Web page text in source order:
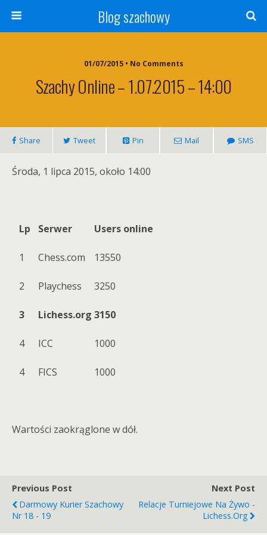
Blog szachowy
01/07/2015 • No Comments
Szachy Online – 1.07.2015 – 14:00
Share Tweet Pin Mail SMS
Środa, 1 lipca 2015, około 14:00
Lp Serwer Users online
1 Chess.com 13550
2 Playchess 3250
3 Lichess.org 3150
4 ICC 1000
4 FICS 1000
Wartości zaokrąglone w dół.
Previous Post
Darmowy Kurier Szachowy
Nr 18 - 19
Next Post
Relacje Turniejowe Na Żywo -
Lichess.org